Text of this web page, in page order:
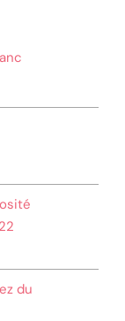
du